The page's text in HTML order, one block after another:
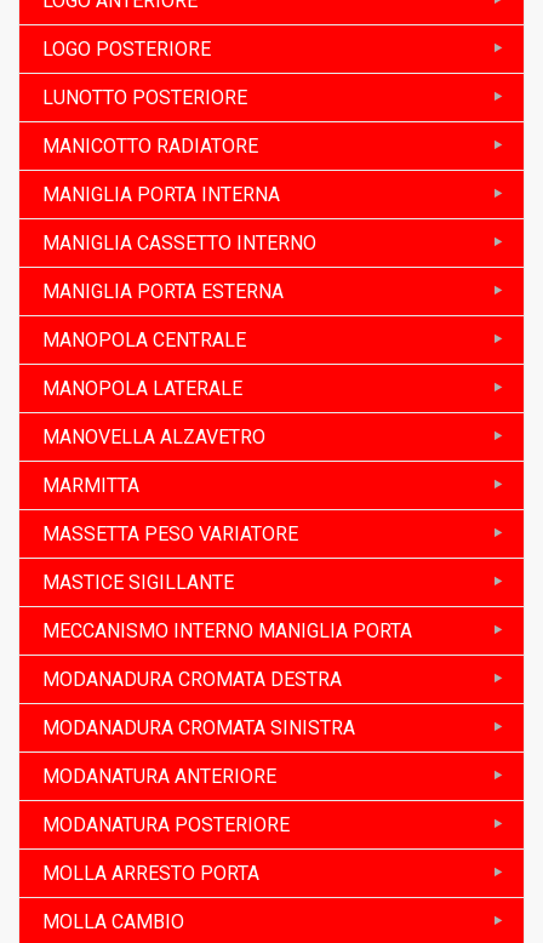
LOGO POSTERIORE
LUNOTTO POSTERIORE
MANICOTTO RADIATORE
MANIGLIA PORTA INTERNA
MANIGLIA CASSETTO INTERNO
MANIGLIA PORTA ESTERNA
MANOPOLA CENTRALE
MANOPOLA LATERALE
MANOVELLA ALZAVETRO
MARMITTA
MASSETTA PESO VARIATORE
MASTICE SIGILLANTE
MECCANISMO INTERNO MANIGLIA PORTA
MODANADURA CROMATA DESTRA
MODANADURA CROMATA SINISTRA
MODANATURA ANTERIORE
MODANATURA POSTERIORE
MOLLA ARRESTO PORTA
MOLLA CAMBIO